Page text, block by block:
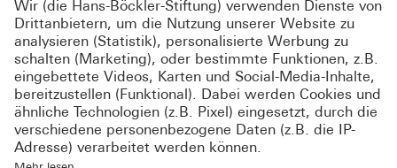
Europäisches Gesellschaftsrecht
DIE EU INC. BEDROHT DIE MITBESTIMMUNG
Zeitgleich mit dem 50-jährigen Jubiläum der deutschen
Unternehmens­mitbestimmung plant die EU einen